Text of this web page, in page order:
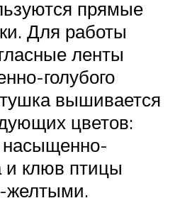
прямые
Для работы
ленты
голубого
вышивается
цветов:
насыщенно-
и клюв птицы
желтыми.